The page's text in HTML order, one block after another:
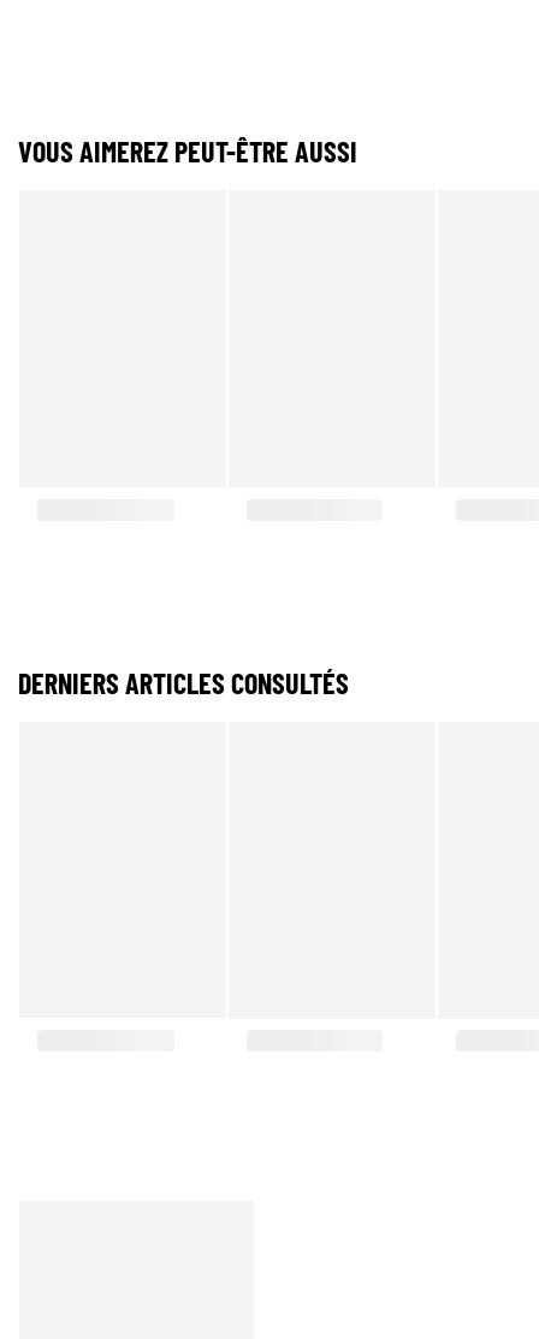
VOUS AIMEREZ PEUT-ÊTRE AUSSI
DERNIERS ARTICLES CONSULTÉS